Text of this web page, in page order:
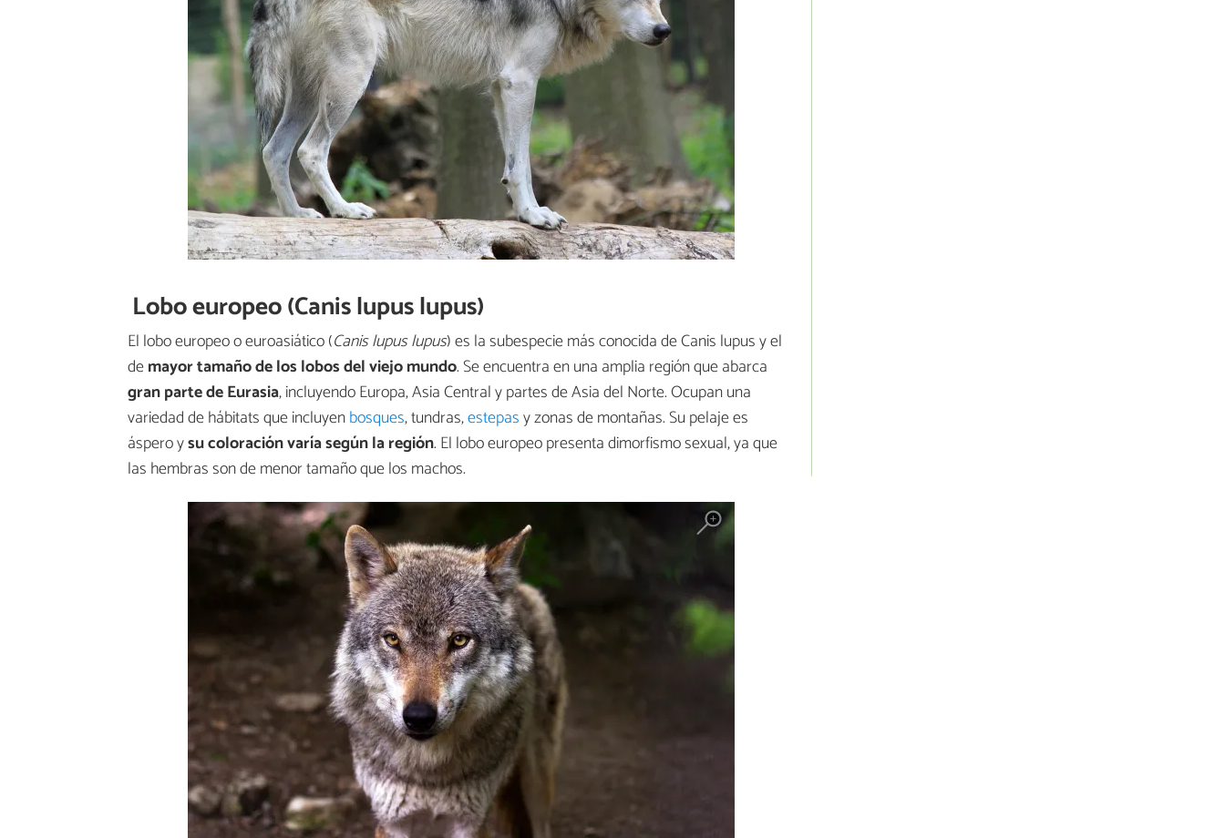
Lobo europeo (Canis lupus lupus)
El lobo europeo o euroasiático (Canis lupus lupus) es la subespecie más conocida de Canis lupus y el
demayor tamaño de los lobos del viejo mundo. Se encuentra en una amplia región que abarca
gran parte de Eurasia, incluyendo Europa, Asia Central y partes de Asia del Norte. Ocupan una
variedad de hábitats que incluyenbosques, tundras,estepasy zonas de montañas. Su pelaje es
áspero ysu coloración varía según la región. El lobo europeo presenta dimorfismo sexual, ya que
las hembras son de menor tamaño que los machos.